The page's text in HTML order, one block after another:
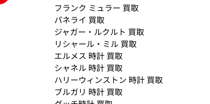
フランク ミュラー 買取
パネライ 買取
ジャガー・ルクルト 買取
リシャール・ミル 買取
エルメス 時計 買取
シャネル 時計 買取
ハリーウィンストン 時計 買取
ブルガリ 時計 買取